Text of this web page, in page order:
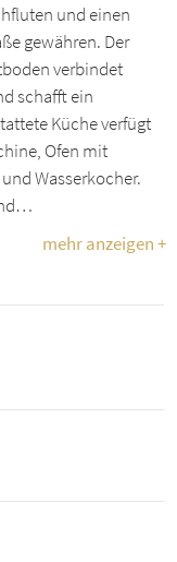
und einen
gewähren. Der
verbindet
schafft ein
Küche verfügt
Ofen mit
Wasserkocher.
mehr anzeigen +